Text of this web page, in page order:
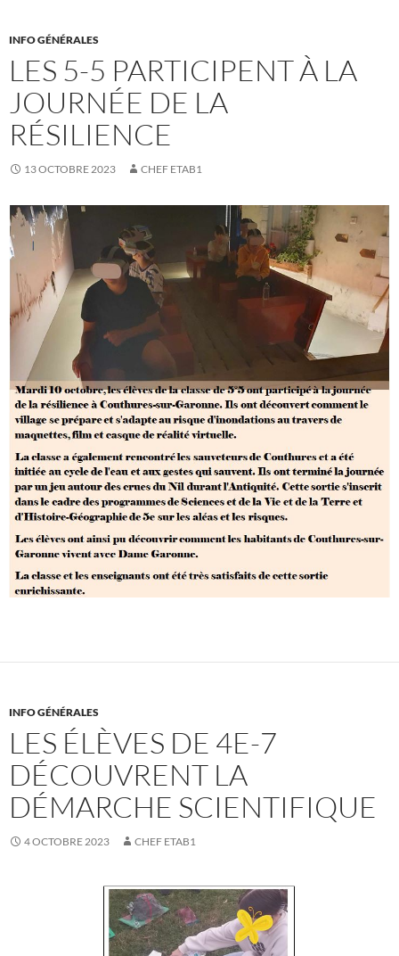
INFO GÉNÉRALES
LES 5-5 PARTICIPENT À LA
JOURNÉE DE LA
RÉSILIENCE
13 OCTOBRE 2023 CHEF ETAB1
INFO GÉNÉRALES
LES ÉLÈVES DE 4E-7
DÉCOUVRENT LA
DÉMARCHE SCIENTIFIQUE
4 OCTOBRE 2023 CHEF ETAB1